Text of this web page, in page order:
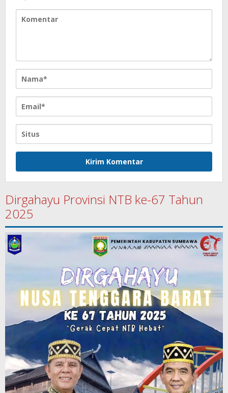
Dirgahayu Provinsi NTB ke-67 Tahun
2025